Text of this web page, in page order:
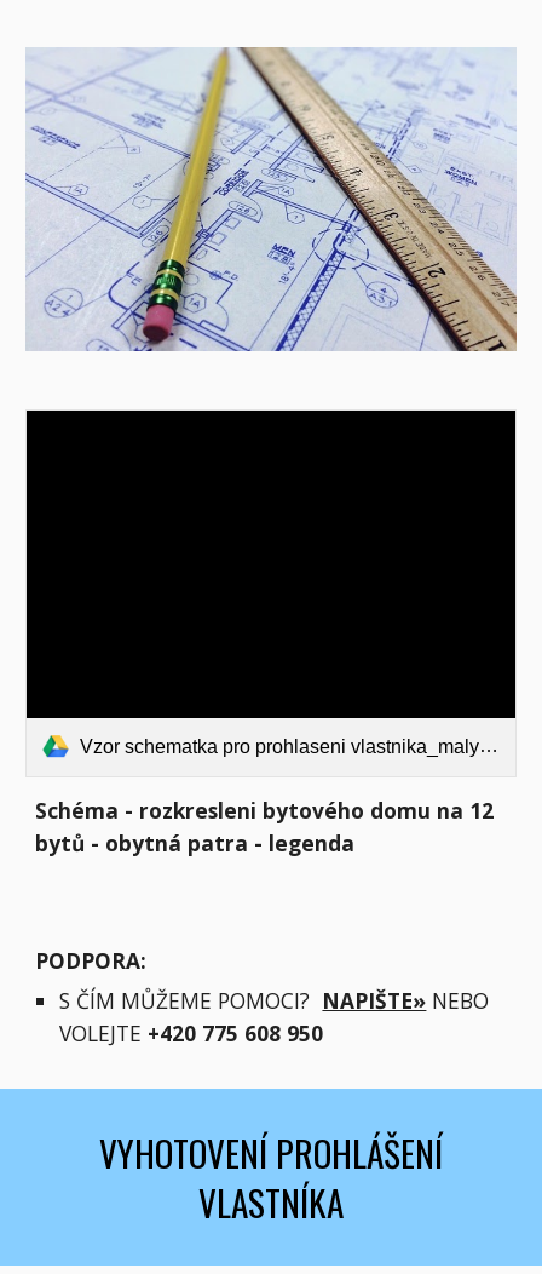
Vzor schematka pro prohlaseni vlastnika_maly_projekt.pdf
Schéma - rozkresleni bytového domu na 12
bytů - obytná patra - legenda
PODPORA:
S ČÍM MŮŽEME POMOCI? NAPIŠTE» NEBO
VOLEJTE +420 775 608 950
VYHOTOVENÍ PROHLÁŠENÍ
VLASTNÍKA